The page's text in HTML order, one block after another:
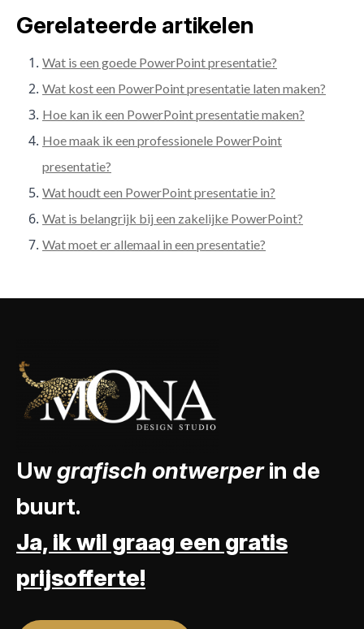
Gerelateerde artikelen
Wat is een goede PowerPoint presentatie?
Wat kost een PowerPoint presentatie laten maken?
Hoe kan ik een PowerPoint presentatie maken?
Hoe maak ik een professionele PowerPoint
presentatie?
Wat houdt een PowerPoint presentatie in?
Wat is belangrijk bij een zakelijke PowerPoint?
Wat moet er allemaal in een presentatie?
Uwgrafisch ontwerperin de
buurt.
Ja, ik wil graag een gratis
prijsofferte!